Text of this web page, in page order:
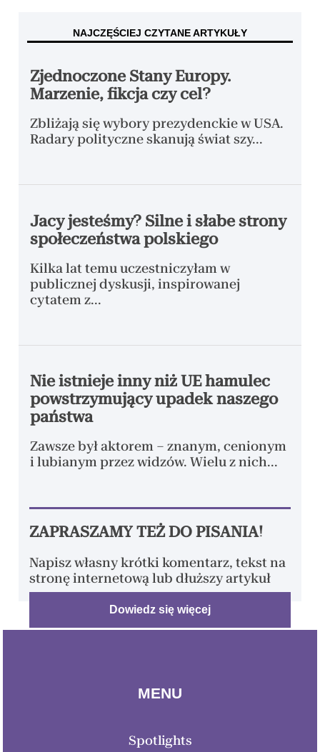
NAJCZĘŚCIEJ CZYTANE ARTYKUŁY
ZAPRASZAMY TEŻ DO PISANIA!
Napisz własny krótki komentarz, tekst na
stronę internetową lub dłuższy artykuł
Dowiedz się więcej
MENU
Spotlights